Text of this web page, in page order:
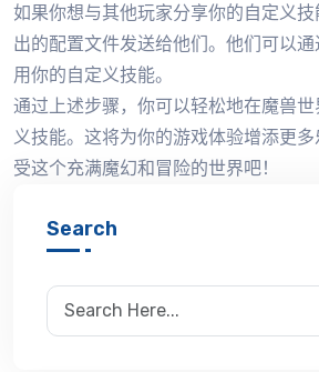
如果你想与其他玩家分享你的自定义
出的配置文件发送给他们。他们可以
用你的自定义技能。
通过上述步骤，你可以轻松地在魔兽
义技能。这将为你的游戏体验增添更
受这个充满魔幻和冒险的世界吧！
Search